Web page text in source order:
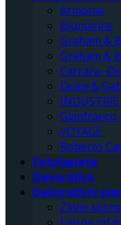
Armonia
Blumarine
Graham &
Graham &
Carrara-
Dolce &
Gianfranco
VOYAGE
Roberto
Fototapete
Dekorativa
Dekorativni
Zidne lajsne